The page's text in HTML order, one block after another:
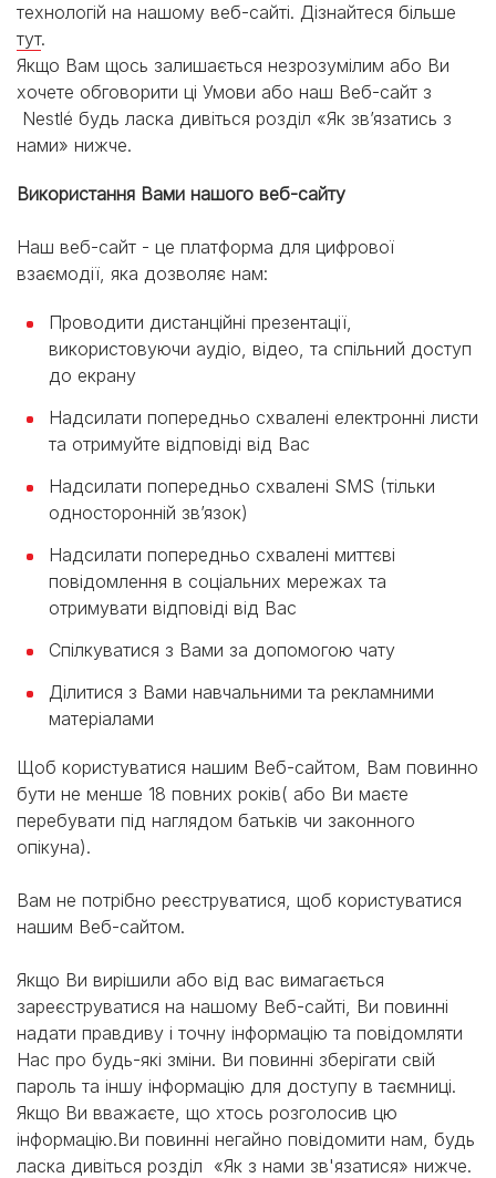
технологій на нашому веб-сайті. Дізнайтеся більше
тут.
Якщо Вам щось залишається незрозумілим або Ви
хочете обговорити ці Умови або наш Веб-сайт з
Nestlé будь ласка дивіться розділ «Як зв’язатись з
нами» нижче.
Використання Вами нашого веб-сайту
Наш веб-сайт - це платформа для цифрової
взаємодії, яка дозволяє нам:
Проводити дистанційні презентації,
використовуючи аудіо, відео, та спільний доступ
до екрану
Надсилати попередньо схвалені електронні листи
та отримуйте відповіді від Вас
Надсилати попередньо схвалені SMS (тільки
односторонній зв’язок)
Надсилати попередньо схвалені миттєві
повідомлення в соціальних мережах та
отримувати відповіді від Вас
Спілкуватися з Вами за допомогою чату
Ділитися з Вами навчальними та рекламними
матеріалами
Щоб користуватися нашим Веб-сайтом, Вам повинно
бути не менше 18 повних років( або Ви маєте
перебувати під наглядом батьків чи законного
опікуна).
Вам не потрібно реєструватися, щоб користуватися
нашим Веб-сайтом.
Якщо Ви вирішили або від вас вимагається
зареєструватися на нашому Веб-сайті, Ви повинні
надати правдиву і точну інформацію та повідомляти
Нас про будь-які зміни. Ви повинні зберігати свій
пароль та іншу інформацію для доступу в таємниці.
Якщо Ви вважаєте, що хтось розголосив цю
інформацію.Ви повинні негайно повідомити нам, будь
ласка дивіться розділ «Як з нами зв'язатися» нижче.